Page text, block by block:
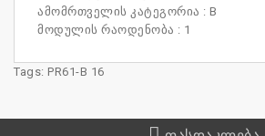
ამომრთველის კატეგორია : B
მოდულის რაოდენობა : 1
Tags: PR61-B 16